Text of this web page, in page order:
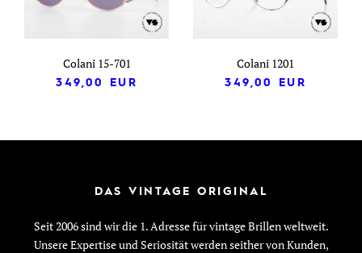
Colani 15-701
349,00
EUR
Colani 1201
349,00
EUR
DAS VINTAGE ORIGINAL
Seit 2006 sind wir die 1. Adresse für vintage Brillen weltweit.
Unsere Expertise und Seriosität werden seither von Kunden,